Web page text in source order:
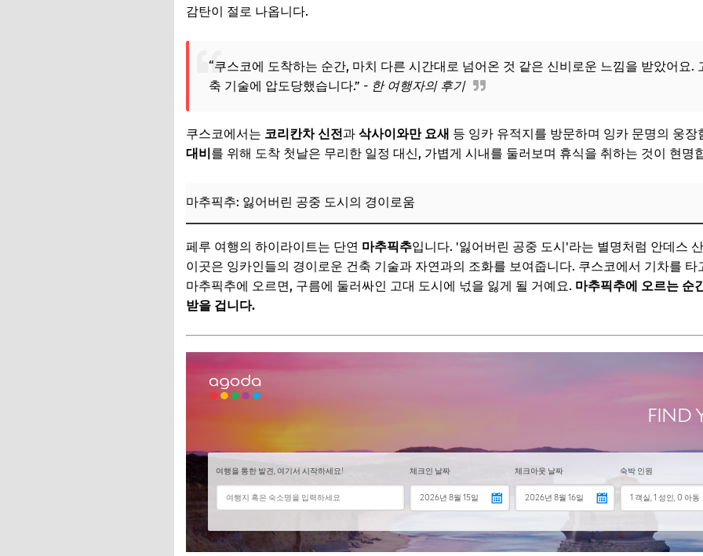
추가할인 코드 WRVE6
추가할인 코드 WRVE6
📌 지금 뜨는 꿀정보! 놓치지 마세요
놓치지 마세요! 남미 여행 꿀팁
환전과 현지 통화 사용
안전하고 현명한 이동 수단
📌 지금 뜨는 꿀정보! 놓치지 마세요
추가할인 코드 WRVE6
자주 묻는 질문
Q. 14일이라는 짧은 시간으로 남미를 제대로 볼 수 있을까요?
Q. 고산병은 어떻게 대비해야 하나요?
Q. 항공권이나 현지 이동은 어떻게 계획하는 것이 좋나요?
Q. 남미 여행 시 치안은 어떤가요? 안전하게 여행할 수 있을까요?
감탄이 절로 나옵니다.
“쿠스코에 도착하는 순간, 마치 다른 시간대로 넘어온 것 같은 신비로운 느낌을 받았어요.
축 기술에 압도당했습니다.” - 한 여행자의 후기
쿠스코에서는 코리칸차 신전과 삭사이와만 요새 등 잉카 유적지를 방문하며 잉카 문명의 웅
대비를 위해 도착 첫날은 무리한 일정 대신, 가볍게 시내를 둘러보며 휴식을 취하는 것이 현명
마추픽추: 잃어버린 공중 도시의 경이로움
페루 여행의 하이라이트는 단연 마추픽추입니다. '잃어버린 공중 도시'라는 별명처럼 안데스
이곳은 잉카인들의 경이로운 건축 기술과 자연과의 조화를 보여줍니다. 쿠스코에서 기차를
마추픽추에 오르면, 구름에 둘러싸인 고대 도시에 넋을 잃게 될 거예요. 마추픽추에 오르는 순
받을 겁니다.